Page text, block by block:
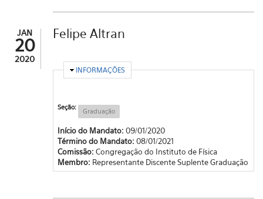
JAN
20
2020
Felipe Altran
OCULTAR
INFORMAÇÕES
Seção: Graduação
Início do Mandato: 09/01/2020
Término do Mandato: 08/01/2021
Comissão: Congregação do Instituto de Física
Membro: Representante Discente Suplente Graduação